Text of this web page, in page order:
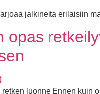
jalkineita erilaisiin
opas
retken luonne Ennen kuin